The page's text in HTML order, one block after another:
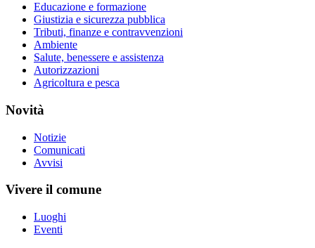
Educazione e formazione
Giustizia e sicurezza pubblica
Tributi, finanze e contravvenzioni
Ambiente
Salute, benessere e assistenza
Autorizzazioni
Agricoltura e pesca
Novità
Notizie
Comunicati
Avvisi
Vivere il comune
Luoghi
Eventi